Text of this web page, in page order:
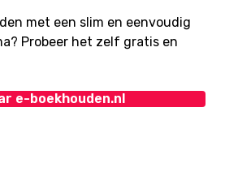
met een slim en eenvoudig
Probeer het zelf gratis en
e-boekhouden.nl